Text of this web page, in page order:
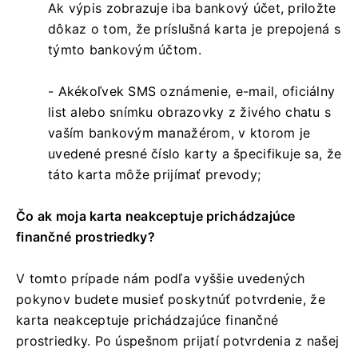
Ak výpis zobrazuje iba bankový účet, priložte
dôkaz o tom, že príslušná karta je prepojená s
týmto bankovým účtom.
- Akékoľvek SMS oznámenie, e-mail, oficiálny
list alebo snímku obrazovky z živého chatu s
vaším bankovým manažérom, v ktorom je
uvedené presné číslo karty a špecifikuje sa, že
táto karta môže prijímať prevody;
Čo ak moja karta neakceptuje prichádzajúce
finančné prostriedky?
V tomto prípade nám podľa vyššie uvedených
pokynov budete musieť poskytnúť potvrdenie, že
karta neakceptuje prichádzajúce finančné
prostriedky. Po úspešnom prijatí potvrdenia z našej